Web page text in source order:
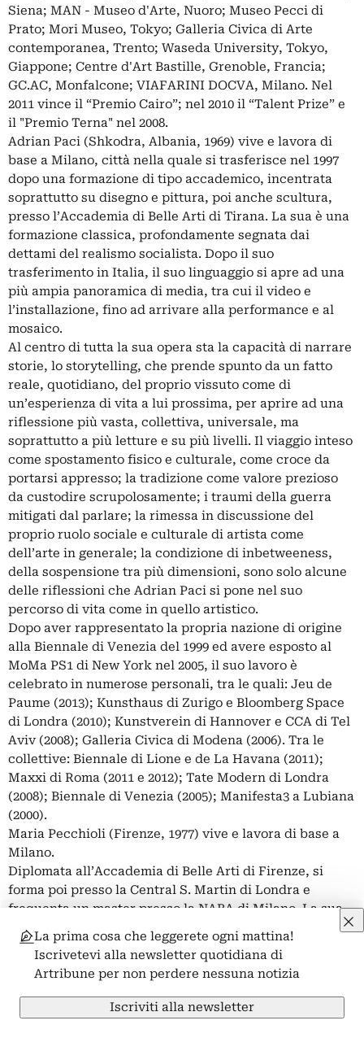
Siena; MAN - Museo d'Arte, Nuoro; Museo Pecci di
Prato; Mori Museo, Tokyo; Galleria Civica di Arte
contemporanea, Trento; Waseda University, Tokyo,
Giappone; Centre d'Art Bastille, Grenoble, Francia;
GC.AC, Monfalcone; VIAFARINI DOCVA, Milano. Nel
2011 vince il “Premio Cairo”; nel 2010 il “Talent Prize” e
il "Premio Terna" nel 2008.
Adrian Paci (Shkodra, Albania, 1969) vive e lavora di
base a Milano, città nella quale si trasferisce nel 1997
dopo una formazione di tipo accademico, incentrata
soprattutto su disegno e pittura, poi anche scultura,
presso l’Accademia di Belle Arti di Tirana. La sua è una
formazione classica, profondamente segnata dai
dettami del realismo socialista. Dopo il suo
trasferimento in Italia, il suo linguaggio si apre ad una
più ampia panoramica di media, tra cui il video e
l’installazione, fino ad arrivare alla performance e al
mosaico.
Al centro di tutta la sua opera sta la capacità di narrare
storie, lo storytelling, che prende spunto da un fatto
reale, quotidiano, del proprio vissuto come di
un’esperienza di vita a lui prossima, per aprire ad una
riflessione più vasta, collettiva, universale, ma
soprattutto a più letture e su più livelli. Il viaggio inteso
come spostamento fisico e culturale, come croce da
portarsi appresso; la tradizione come valore prezioso
da custodire scrupolosamente; i traumi della guerra
mitigati dal parlare; la rimessa in discussione del
proprio ruolo sociale e culturale di artista come
dell’arte in generale; la condizione di inbetweeness,
della sospensione tra più dimensioni, sono solo alcune
delle riflessioni che Adrian Paci si pone nel suo
percorso di vita come in quello artistico.
Dopo aver rappresentato la propria nazione di origine
alla Biennale di Venezia del 1999 ed avere esposto al
MoMa PS1 di New York nel 2005, il suo lavoro è
celebrato in numerose personali, tra le quali: Jeu de
Paume (2013); Kunsthaus di Zurigo e Bloomberg Space
di Londra (2010); Kunstverein di Hannover e CCA di Tel
Aviv (2008); Galleria Civica di Modena (2006). Tra le
collettive: Biennale di Lione e de La Havana (2011);
Maxxi di Roma (2011 e 2012); Tate Modern di Londra
(2008); Biennale di Venezia (2005); Manifesta3 a Lubiana
(2000).
Maria Pecchioli (Firenze, 1977) vive e lavora di base a
Milano.
Diplomata all’Accademia di Belle Arti di Firenze, si
forma poi presso la Central S. Martin di Londra e
frequenta un master presso la NABA di Milano. La sua
ricerca prevede una collaborazione con progetti di
teatro sperimentale; il suo lavoro spazia dalla pittura,
all’installazione, per dedicarsi inoltre alla musica e alla
fotografia. Nel 2003 e 2004 è assistente di George e Betty
Woodman in Italia. Tra le mostre personali: “Something
about”, Saci Art Gallery, Firenze; “Diakronos”, Bzf
La prima cosa che leggerete ogni mattina!
Iscrivetevi alla newsletter quotidiana di
Artribune per non perdere nessuna notizia
Iscriviti alla newsletter